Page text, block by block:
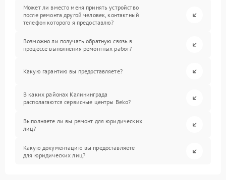
Может ли вместо меня принять устройство
после ремонта другой человек, контактный
телефон которого я предоставлю?
Возможно ли получать обратную связь в
процессе выполнения ремонтных работ?
Какую гарантию вы предоставляете?
В каких районах Калининграда
располагаются сервисные центры Beko?
Выполняете ли вы ремонт для юридических
лиц?
Какую документацию вы предоставляете
для юридических лиц?